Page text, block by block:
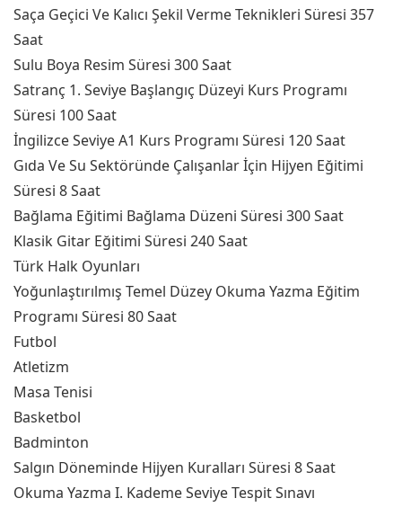
Saça Geçici Ve Kalıcı Şekil Verme Teknikleri Süresi 357
Saat
Sulu Boya Resim Süresi 300 Saat
Satranç 1. Seviye Başlangıç Düzeyi Kurs Programı
Süresi 100 Saat
İngilizce Seviye A1 Kurs Programı Süresi 120 Saat
Gıda Ve Su Sektöründe Çalışanlar İçin Hijyen Eğitimi
Süresi 8 Saat
Bağlama Eğitimi Bağlama Düzeni Süresi 300 Saat
Klasik Gitar Eğitimi Süresi 240 Saat
Türk Halk Oyunları
Yoğunlaştırılmış Temel Düzey Okuma Yazma Eğitim
Programı Süresi 80 Saat
Futbol
Atletizm
Masa Tenisi
Basketbol
Badminton
Salgın Döneminde Hijyen Kuralları Süresi 8 Saat
Okuma Yazma I. Kademe Seviye Tespit Sınavı